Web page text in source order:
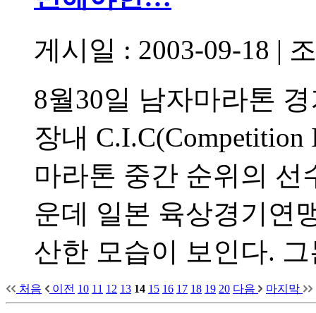
게시일 : 2003-09-18 |
8월30일 남자마라톤
장내
마라톤 중간 순위의 선
운데 일본 육상경기연
산한 모습이 보인다.
처음 이전 10 11 12 13 14 15 16 17 18 19 20 다음 마지막